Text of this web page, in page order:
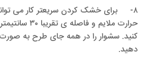
۸- برای خشک کردن سریعتر کار می
حرارت ملایم و
کنید. سشوار را در همه جای طرح به
دهید.